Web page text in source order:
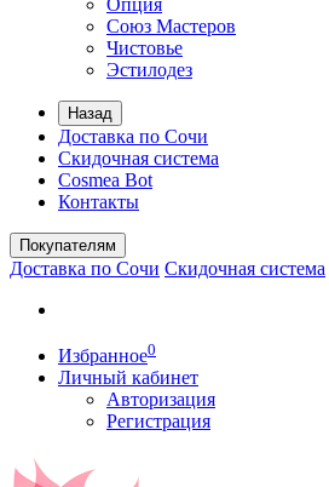
Опция
Союз Мастеров
Чистовье
Эстилодез
Назад
Доставка по Сочи
Скидочная система
Cosmea Bot
Контакты
Покупателям
Доставка по Сочи Скидочная система
Избранное0
Личный кабинет
Авторизация
Регистрация